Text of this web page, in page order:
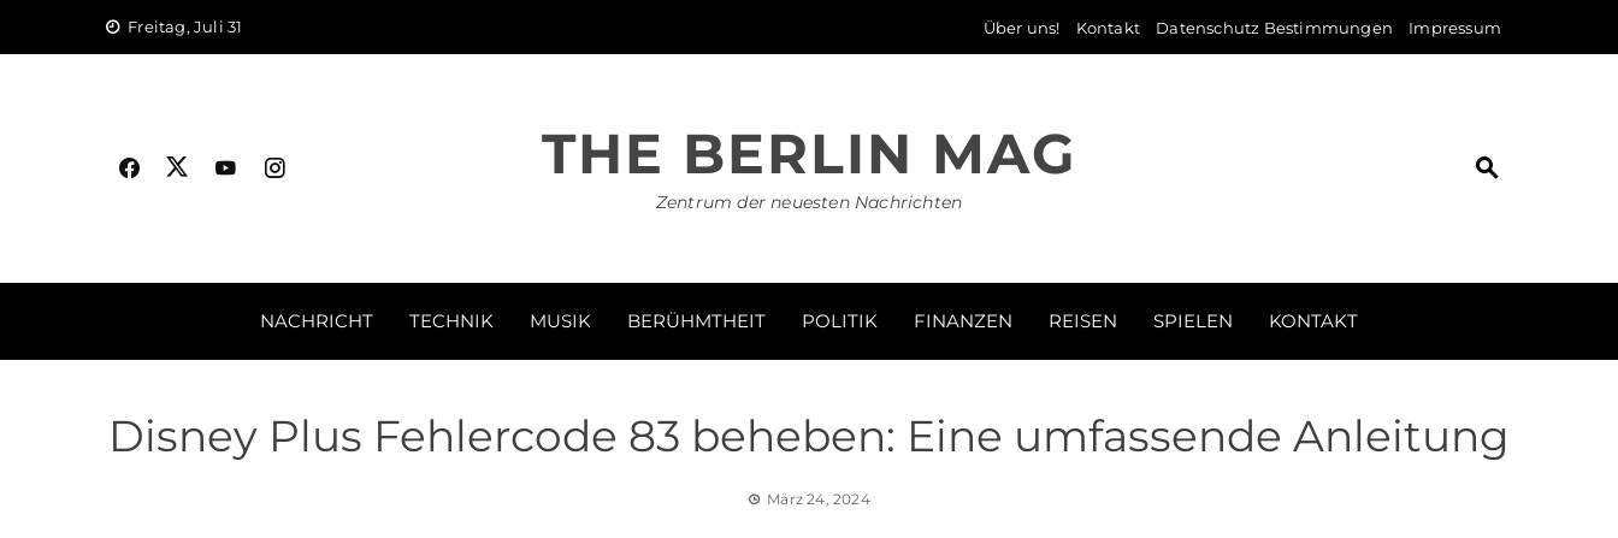
Freitag, Juli 31 Über uns! Kontakt Datenschutz Bestimmungen Impressum
THE BERLIN MAG
Zentrum der neuesten Nachrichten
NACHRICHT TECHNIK MUSIK BERÜHMTHEIT POLITIK FINANZEN REISEN SPIELEN KONTAKT
Disney Plus Fehlercode 83 beheben: Eine umfassende Anleitung
März 24, 2024